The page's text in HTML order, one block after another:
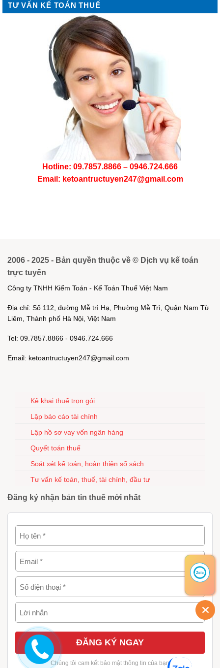
TƯ VẤN KẾ TOÁN THUẾ
Hotline: 09.7857.8866 – 0946.724.666
Email: ketoantructuyen247@gmail.com
2006 - 2025 - Bản quyền thuộc về © Dịch vụ kế toán
trực tuyến
Công ty TNHH Kiểm Toán - Kế Toán Thuế Việt Nam
Địa chỉ: Số 112, đường Mễ trì Hạ, Phường Mễ Trì, Quận Nam Từ
Liêm, Thành phố Hà Nội, Việt Nam
Tel: 09.7857.8866 - 0946.724.666
Email: ketoantructuyen247@gmail.com
Kê khai thuế trọn gói
Lập báo cáo tài chính
Lập hồ sơ vay vốn ngân hàng
Quyết toán thuế
Soát xét kế toán, hoàn thiện sổ sách
Tư vấn kế toán, thuế, tài chính, đầu tư
Đăng ký nhận bản tin thuế mới nhất